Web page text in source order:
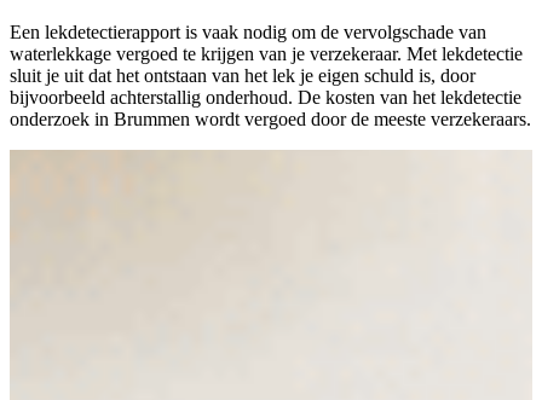
Een lekdetectierapport is vaak nodig om de vervolgschade van
waterlekkage vergoed te krijgen van je verzekeraar. Met lekdetectie
sluit je uit dat het ontstaan van het lek je eigen schuld is, door
bijvoorbeeld achterstallig onderhoud. De kosten van het lekdetectie
onderzoek in Brummen wordt vergoed door de meeste verzekeraars.